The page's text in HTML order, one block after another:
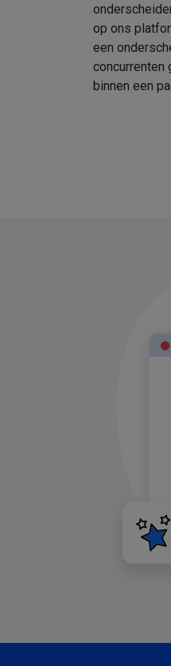
op ons
een
concurrenten
binnen een